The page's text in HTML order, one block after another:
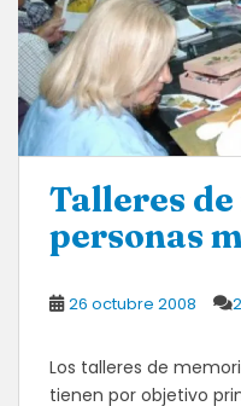
Talleres
personas
26 octubre 2008
Los talleres de
tienen por objetivo